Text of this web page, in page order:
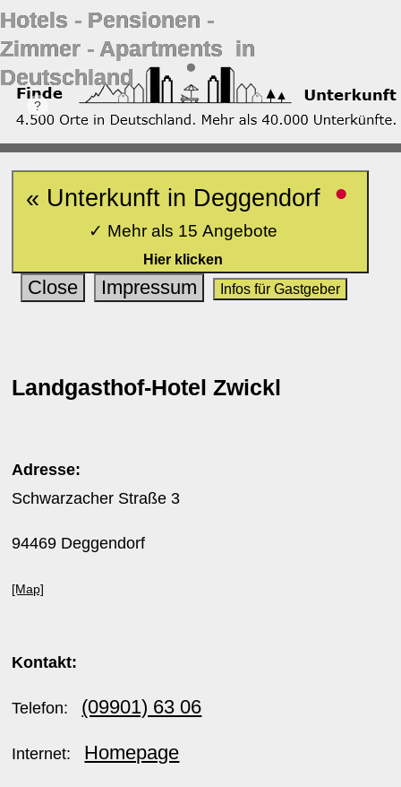
Hotels ‐ Pensionen ‐
Zimmer ‐ Apartments in
Deutschland
« Unterkunft in Deggendorf •
✓ Mehr als 15 Angebote
Hier klicken
Close Impressum Infos für Gastgeber
Landgasthof-Hotel Zwickl
Adresse:
Schwarzacher Straße 3
94469 Deggendorf
[Map]
Kontakt:
Telefon: (09901) 63 06
Internet: Homepage